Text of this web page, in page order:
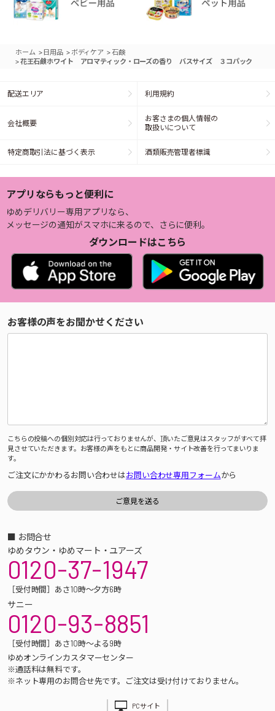
ホーム > 日用品 > ボディケア >石鹸
>花王石鹸ホワイト アロマティック・ローズの香り バスサイズ ３コパック
配送エリア 利用規約
会社概要
お客さまの個人情報の
取扱いについて
特定商取引法に基づく表示 酒類販売管理者標識
アプリならもっと便利に
ゆめデリバリー専用アプリなら、
メッセージの通知がスマホに来るので、さらに便利。
ダウンロードはこちら
お客様の声をお聞かせください
こちらの投稿への個別対応は行っておりませんが、頂いたご意見はスタッフがすべて拝
見させていただきます。お客様の声をもとに商品開発・サイト改善を行ってまいりま
す。
ご注文にかかわるお問い合わせはお問い合わせ専用フォームから
■ お問合せ
ゆめタウン・ゆめマート・ユアーズ
0120-37-1947
［受付時間］あさ10時～夕方6時
サニー
0120-93-8851
［受付時間］あさ10時～よる9時
ゆめオンラインカスタマーセンター
※通話料は無料です。
※ネット専用のお問合せ先です。ご注文は受け付けておりません。
PCサイト